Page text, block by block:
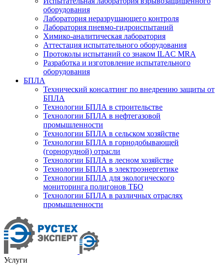
оборудования
Лаборатория неразрушающего контроля
Лаборатория пневмо-гидроиспытаний
Химико-аналитическая лаборатория
Аттестация испытательного оборудования
Протоколы испытаний со знаком ILAC MRA
Разработка и изготовление испытательного
оборудования
БПЛА
Технический консалтинг по внедрению защиты от
БПЛА
Технологии БПЛА в строительстве
Технологии БПЛА в нефтегазовой
промышленности
Технологии БПЛА в сельском хозяйстве
Технологии БПЛА в горнодобывающей
(горнорудной) отрасли
Технологии БПЛА в лесном хозяйстве
Технологии БПЛА в электроэнергетике
Технологии БПЛА для экологического
мониторинга полигонов ТБО
Технологии БПЛА в различных отраслях
промышленности
Услуги